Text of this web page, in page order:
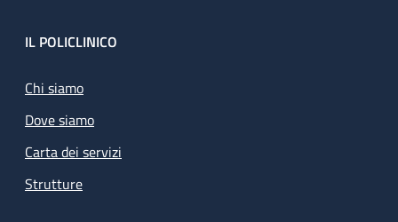
Footer
IL POLICLINICO
Chi siamo
Dove siamo
Carta dei servizi
Strutture